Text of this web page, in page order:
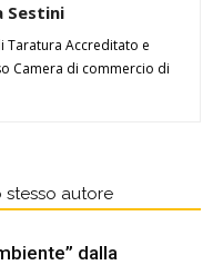
Sestini
Taratura Accreditato e
Camera di commercio di
stesso autore
dalla